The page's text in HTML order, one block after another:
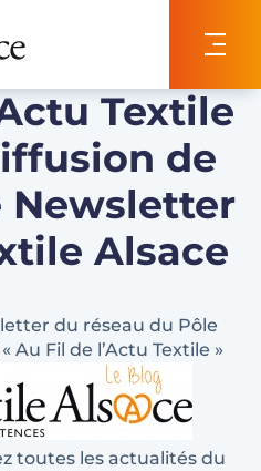
Textile
de
Newsletter
Alsace
du réseau du Pôle
Au Fil de l’Actu Textile »
toutes les actualités du